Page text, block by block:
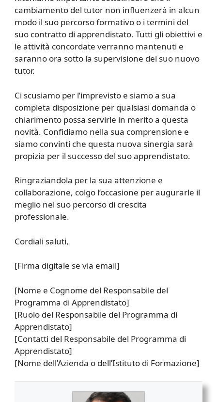
cambiamento del tutor non influenzerà in alcun
modo il suo percorso formativo o i termini del
suo contratto di apprendistato. Tutti gli obiettivi e
le attività concordate verranno mantenuti e
saranno ora sotto la supervisione del suo nuovo
tutor.
Ci scusiamo per l’imprevisto e siamo a sua
completa disposizione per qualsiasi domanda o
chiarimento possa servirle in merito a questa
novità. Confidiamo nella sua comprensione e
siamo convinti che questa nuova sinergia sarà
propizia per il successo del suo apprendistato.
Ringraziandola per la sua attenzione e
collaborazione, colgo l’occasione per augurarle il
meglio nel suo percorso di crescita
professionale.
Cordiali saluti,
[Firma digitale se via email]
[Nome e Cognome del Responsabile del
Programma di Apprendistato]
[Ruolo del Responsabile del Programma di
Apprendistato]
[Contatti del Responsabile del Programma di
Apprendistato]
[Nome dell’Azienda o dell’Istituto di Formazione]